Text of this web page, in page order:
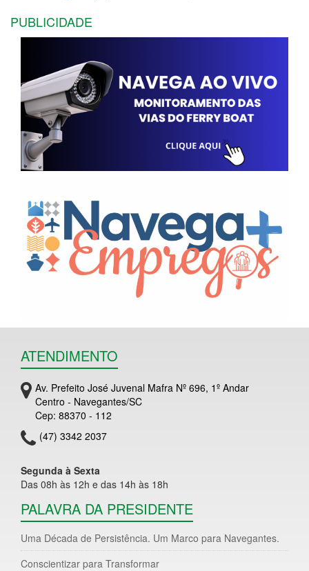
PUBLICIDADE
ATENDIMENTO
Av. Prefeito José Juvenal Mafra Nº 696, 1º Andar
Centro - Navegantes/SC
Cep: 88370 - 112
(47) 3342 2037
Segunda à Sexta
Das 08h às 12h e das 14h às 18h
PALAVRA DA PRESIDENTE
Uma Década de Persistência. Um Marco para Navegantes.
Conscientizar para Transformar